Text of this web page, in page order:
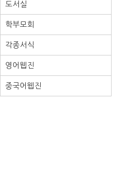
도서실
학부모회
각종서식
영어웹진
중국어웹진